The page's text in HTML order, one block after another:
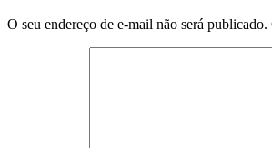
O seu endereço de e-mail não será publicado.